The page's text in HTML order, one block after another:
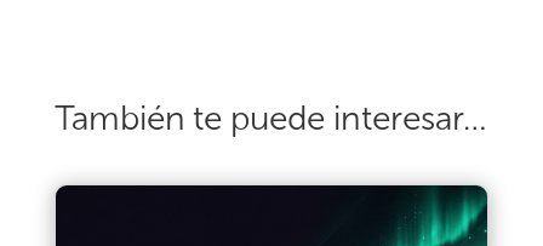
También te puede interesar…